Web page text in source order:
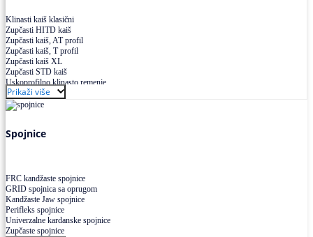
Klinasti kaiš klasični
Zupčasti HITD kaiš
Zupčasti kaiš, AT profil
Zupčasti kaiš, T profil
Zupčasti kaiš XL
Zupčasti STD kaiš
Uskoprofilno klinasto remenje
Uskoprofilno klinasto remenje spojeno
Uskoprofilno klinasto remenje XP extra power
Višekanalno remenje PJ,PK
Prikaži više
Spojnice
FRC kandžaste spojnice
GRID spojnica sa oprugom
Kandžaste Jaw spojnice
Perifleks spojnice
Univerzalne kardanske spojnice
Zupčaste spojnice